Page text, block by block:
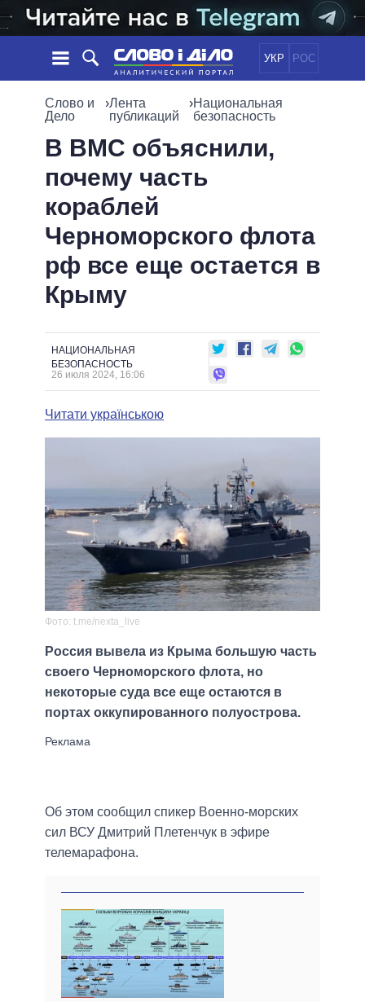
УКР РОС
НОВОСТИ
ЛЕНТА
СТАТЬИ
МНЕНИЯ
ОБЗОРЫ
ДАЙДЖЕСТЫ
ЭКОНОМИКА
ОБЩЕСТВО
ОБЕЩАНИЯ
ПОЛИТИКИ
ВСЕ ПОЛИТИКИ
ПРЕЗИДЕНТ И ОФИС
ВЕРХОВНАЯ РАДА
КАБИНЕТ МИНИСТРОВ
ГЛАВЫ ОБЛАДМИНИСТРАЦИЙ
МЭРЫ
ВСЕ ПЕРСОНЫ
ИНФОГРАФИКА
ВИДЕО
ПОДДЕРЖАТЬ
Слово и
Дело
›Лента
публикаций
›Национальная
безопасность
В ВМС объяснили,
почему часть
кораблей
Черноморского флота
рф все еще остается в
Крыму
НАЦИОНАЛЬНАЯ
БЕЗОПАСНОСТЬ
26 июля 2024, 16:06
Читати українською
Фото: t.me/nexta_live
Россия вывела из Крыма большую часть
своего Черноморского флота, но
некоторые суда все еще остаются в
портах оккупированного полуострова.
Об этом сообщил спикер Военно-морских
сил ВСУ Дмитрий Плетенчук в эфире
телемарафона.